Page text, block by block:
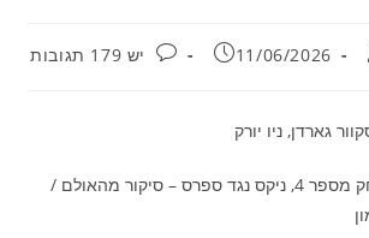
פורסם:
11/06/2026 תגובות:
יש 179 תגובות